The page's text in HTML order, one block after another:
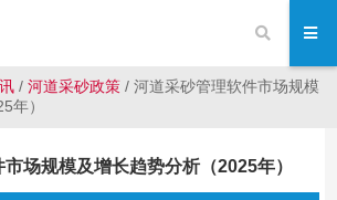
/河道采砂政策 /河道采砂管理软件市场规模
年）
场规模及增长趋势分析（2025年）